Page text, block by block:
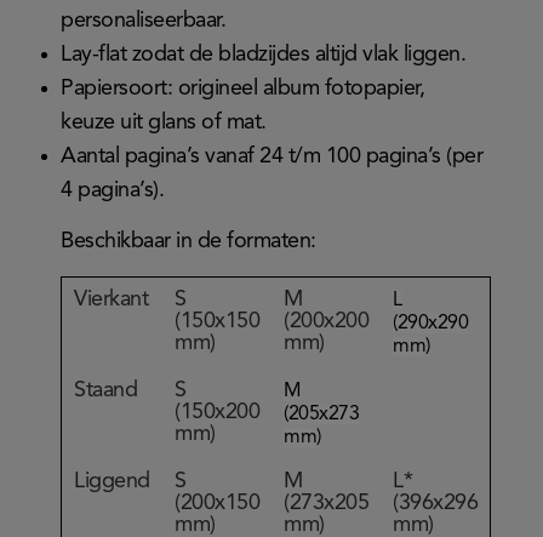
personaliseerbaar.
Lay-flat zodat de bladzijdes altijd vlak liggen.
Papiersoort: origineel album fotopapier,
keuze uit glans of mat.
Aantal pagina’s vanaf 24 t/m 100 pagina’s (per
4 pagina’s).
Beschikbaar in de formaten:
Vierkant
S
(150x150
mm)
M
(200x200
mm)
L
(290x290
mm)
Staand
S
(150x200
mm)
M
(205x273
mm)
Liggend
S
(200x150
mm)
M
(273x205
mm)
L*
(396x296
mm)